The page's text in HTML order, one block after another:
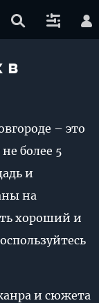
в
– это
более 5
и
на
хороший и
и сюжета